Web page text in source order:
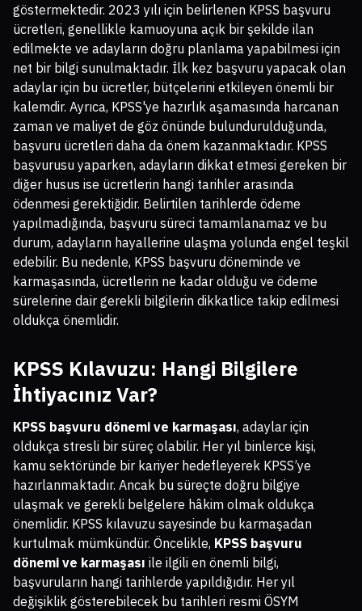
göstermektedir. 2023 yılı için belirlenen KPSS başvuru
ücretleri, genellikle kamuoyuna açık bir şekilde ilan
edilmekte ve adayların doğru planlama yapabilmesi için
net bir bilgi sunulmaktadır. İlk kez başvuru yapacak olan
adaylar için bu ücretler, bütçelerini etkileyen önemli bir
kalemdir. Ayrıca, KPSS'ye hazırlık aşamasında harcanan
zaman ve maliyet de göz önünde bulundurulduğunda,
başvuru ücretleri daha da önem kazanmaktadır. KPSS
başvurusu yaparken, adayların dikkat etmesi gereken bir
diğer husus ise ücretlerin hangi tarihler arasında
ödenmesi gerektiğidir. Belirtilen tarihlerde ödeme
yapılmadığında, başvuru süreci tamamlanamaz ve bu
durum, adayların hayallerine ulaşma yolunda engel teşkil
edebilir. Bu nedenle, KPSS başvuru döneminde ve
karmaşasında, ücretlerin ne kadar olduğu ve ödeme
sürelerine dair gerekli bilgilerin dikkatlice takip edilmesi
oldukça önemlidir.
KPSS Kılavuzu: Hangi Bilgilere
İhtiyacınız Var?
KPSS başvuru dönemi ve karmaşası, adaylar için
oldukça stresli bir süreç olabilir. Her yıl binlerce kişi,
kamu sektöründe bir kariyer hedefleyerek KPSS’ye
hazırlanmaktadır. Ancak bu süreçte doğru bilgiye
ulaşmak ve gerekli belgelere hâkim olmak oldukça
önemlidir. KPSS kılavuzu sayesinde bu karmaşadan
kurtulmak mümkündür. Öncelikle, KPSS başvuru
dönemi ve karmaşası ile ilgili en önemli bilgi,
başvuruların hangi tarihlerde yapıldığıdır. Her yıl
değişiklik gösterebilecek bu tarihleri resmi ÖSYM